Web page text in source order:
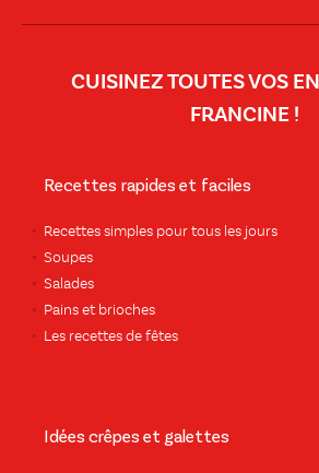
CUISINEZ TOUTES VOS
FRANCINE !
Recettes rapides et faciles
Recettes simples pour tous les jours
Soupes
Salades
Pains et brioches
Les recettes de fêtes
Idées crêpes et galettes